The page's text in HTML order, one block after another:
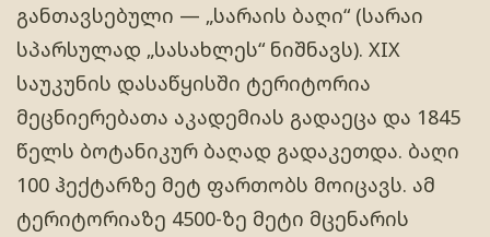
განთავსებული — „სარაის ბაღი“ (სარაი
სპარსულად „სასახლეს“ ნიშნავს). XIX
საუკუნის დასაწყისში ტერიტორია
მეცნიერებათა აკადემიას გადაეცა და 1845
წელს ბოტანიკურ ბაღად გადაკეთდა. ბაღი
100 ჰექტარზე მეტ ფართობს მოიცავს. ამ
ტერიტორიაზე 4500-ზე მეტი მცენარის